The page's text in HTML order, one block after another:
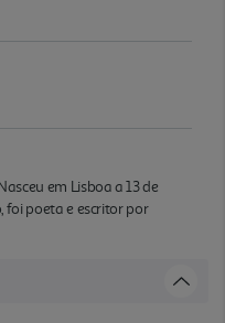
em Lisboa a 13 de
foi poeta e escritor por